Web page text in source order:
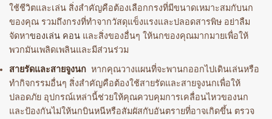
ใช้ชีวิตและเล่น สิ่งสำคัญคือต้องเลือกกรงที่มีขนาดเหมาะสมกับนก
ของคุณ รวมถึงกรงที่ทำจากวัสดุแข็งแรงและปลอดสารพิษ อย่าลืม
จัดหาของเล่น คอน และสิ่งของอื่นๆ ให้นกของคุณมากมายเพื่อให้
พวกมันเพลิดเพลินและมีส่วนร่วม
สายรัดและสายจูงนก หากคุณวางแผนที่จะพานกออกไปเดินเล่นหรือ
ทำกิจกรรมอื่นๆ สิ่งสำคัญคือต้องใช้สายรัดและสายจูงนกเพื่อให้
ปลอดภัย อุปกรณ์เหล่านี้ช่วยให้คุณควบคุมการเคลื่อนไหวของนก
และป้องกันไม่ให้นกบินหนีหรือสัมผัสกับอันตรายที่อาจเกิดขึ้น ตรวจ